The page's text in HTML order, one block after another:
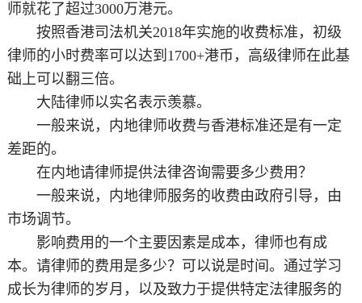
师就花了超过3000万港元。
按照香港司法机关2018年实施的收费标准，初级
律师的小时费率可以达到1700+港币，高级律师在此基
础上可以翻三倍。
大陆律师以实名表示羡慕。
一般来说，内地律师收费与香港标准还是有一定
差距的。
在内地请律师提供法律咨询需要多少费用？
一般来说，内地律师服务的收费由政府引导，由
市场调节。
影响费用的一个主要因素是成本，律师也有成
本。请律师的费用是多少？可以说是时间。通过学习
成长为律师的岁月，以及致力于提供特定法律服务的